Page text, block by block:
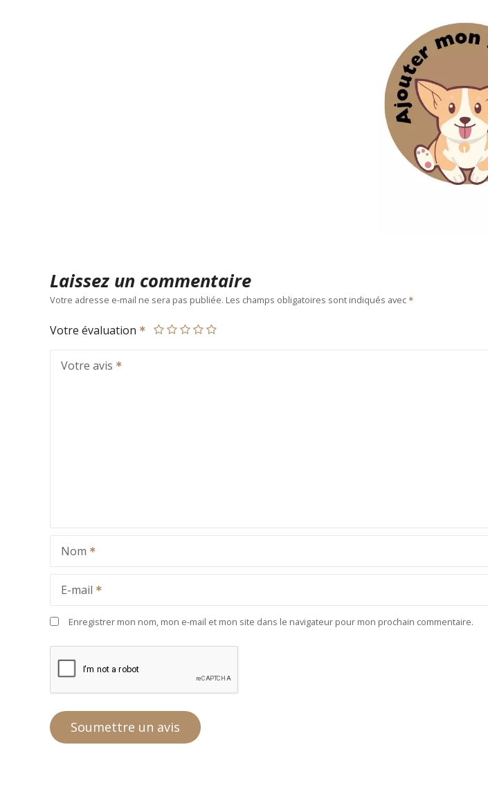
Laissez un commentaire
Votre adresse e-mail ne sera pas publiée. Les champs obligatoires sont indiqués avec
Votre évaluation
Votre avis
Nom
E-mail
Enregistrer mon nom, mon e-mail et mon site dans le navigateur pour mon prochain commentaire.